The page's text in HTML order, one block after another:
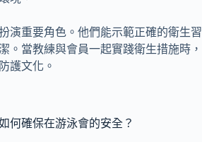
演重要角色。他們能示範正確的衛生習
。當教練與會員一起實踐衛生措施時，
護文化。
何確保在游泳會的安全？